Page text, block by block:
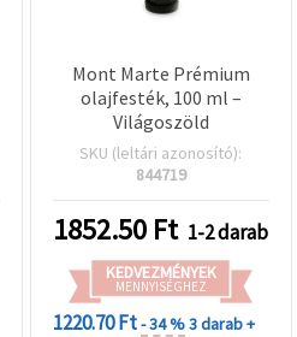
Mont Marte Prémium
olajfesték, 100 ml –
Világoszöld
SKU (leltári azonosító):
844719
1852.50 Ft 1-2 darab
KEDVEZMÉNYEK
MENNYISÉGHEZ
1220.70 Ft- 34 %3 darab +